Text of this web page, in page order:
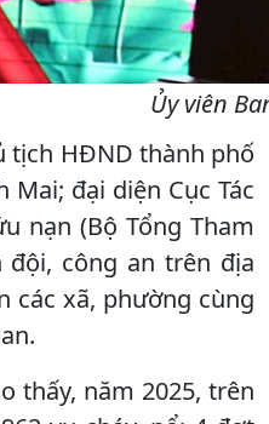
Ủy viên
tịch HĐND thành phố
Mai; đại diện Cục Tác
nạn (Bộ Tổng Tham
đội, công an trên địa
các xã, phường cùng
thấy, năm 2025, trên